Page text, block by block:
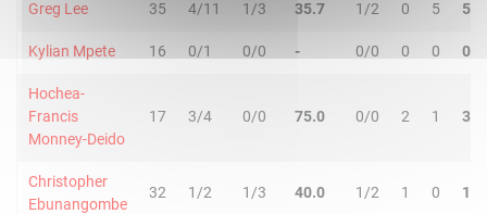
Greg Lee 35 4/11 1/3 35.7 1/2 0 5 5
Kylian Mpete 16 0/1 0/0 - 0/0 0 0 0
Hochea-
Francis
Monney-Deido
17 3/4 0/0 75.0 0/0 2 1 3
Christopher
Ebunangombe
32 1/2 1/3 40.0 1/2 1 0 1